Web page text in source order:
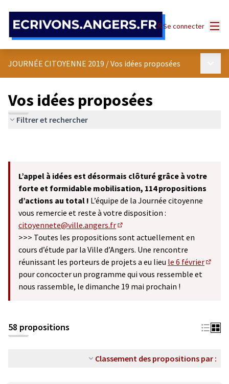
Se connecter
JOURNÉE CITOYENNE 2019 /Vos idées proposées
Vos idées proposées
Filtrer et rechercher
L’appel à idées est désormais clôturé grâce à votre
forte et formidable mobilisation, 114 propositions
d’actions au total ! L’équipe de la Journée citoyenne
vous remercie et reste à votre disposition :
citoyennete@ville.angers.fr
(S'ouvre dans un nouvel onglet)
>>> Toutes les propositions sont actuellement en
cours d’étude par la Ville d’Angers. Une rencontre
réunissant les porteurs de projets a eu lieu le 6 février
pour concocter un programme qui vous ressemble et
nous rassemble, le dimanche 19 mai prochain !
58 propositions
Classement des propositions par :